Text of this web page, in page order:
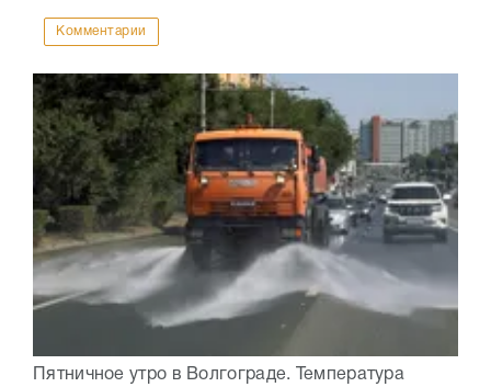
Комментарии
Пятничное утро в Волгограде. Температура